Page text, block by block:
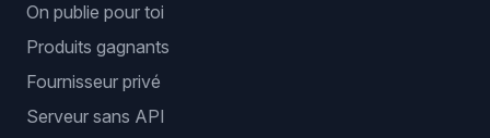
On publie pour toi
Produits gagnants
Fournisseur privé
Serveur sans API